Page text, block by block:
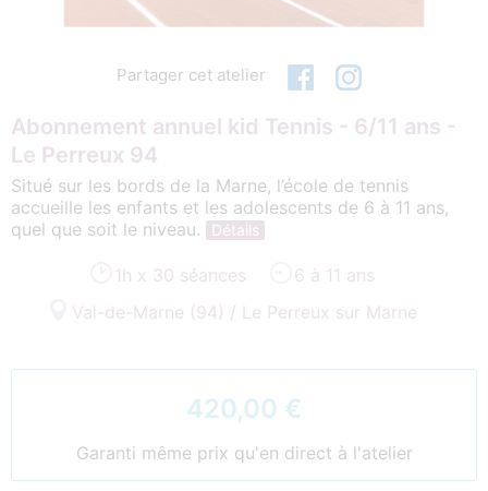
Partager cet atelier
Abonnement annuel kid Tennis - 6/11 ans -
Le Perreux 94
Situé sur les bords de la Marne, l’école de tennis
accueille les enfants et les adolescents de 6 à 11 ans,
quel que soit le niveau.
Détails
1h x 30 séances
6 à 11 ans
Val-de-Marne (94) / Le Perreux sur Marne
420,00 €
Garanti même prix qu'en direct à l'atelier